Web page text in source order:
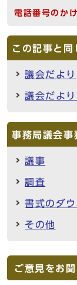
電話番号のか
この記事と同
議会だより
議会だよ
事務局議会事
議事
調査
書式のダ
その他
ご意見をお